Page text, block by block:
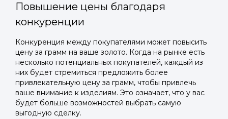
Повышение цены благодаря
конкуренции
Конкуренция между покупателями может повысить
цену за грамм на ваше золото. Когда на рынке есть
несколько потенциальных покупателей, каждый из
них будет стремиться предложить более
привлекательную цену за грамм, чтобы привлечь
ваше внимание к изделиям. Это означает, что у вас
будет больше возможностей выбрать самую
выгодную сделку.